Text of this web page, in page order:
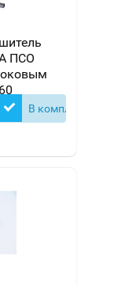
ПСО
В комплекте